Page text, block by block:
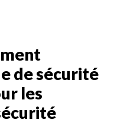
de sécurité
les